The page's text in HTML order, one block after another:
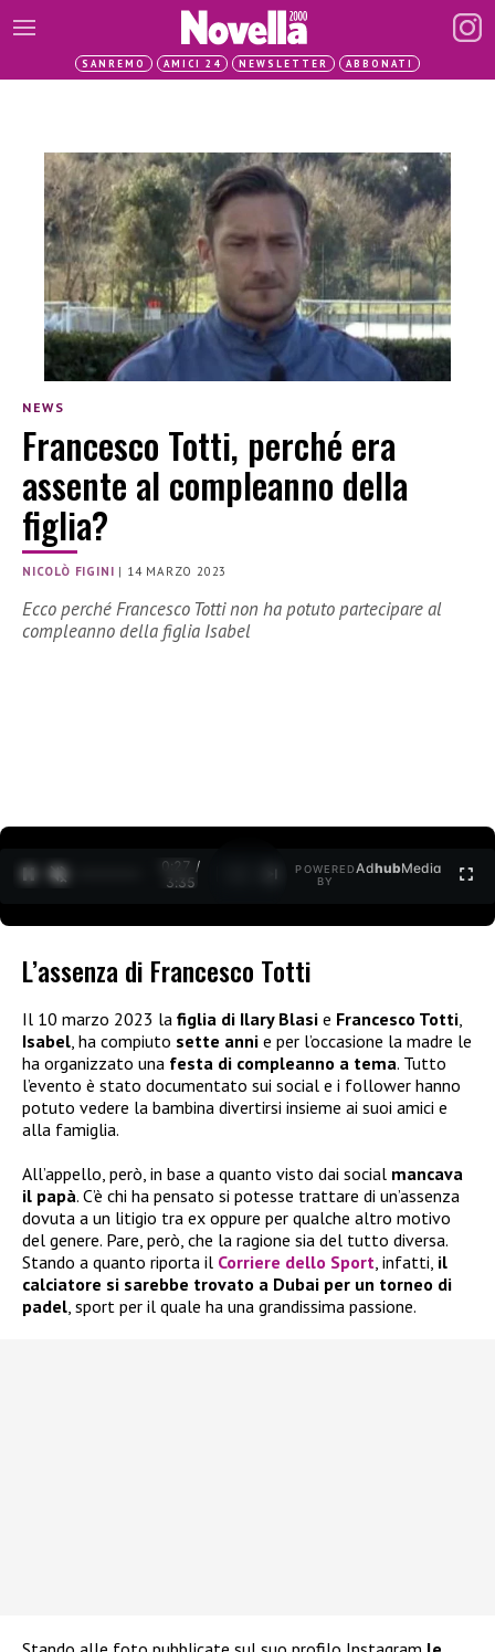
SANREMO AMICI 24 NEWSLETTER ABBONATI
NEWS
Francesco Totti, perché era
assente al compleanno della
figlia?
NICOLÒ FIGINI | 14 MARZO 2023
Ecco perché Francesco Totti non ha potuto partecipare al
compleanno della figlia Isabel
0:27 /
3:35
POWERED
BY
AdhubMedia
L’assenza di Francesco Totti
Il 10 marzo 2023 la figlia di Ilary Blasi e Francesco Totti,
Isabel, ha compiuto sette anni e per l’occasione la madre le
ha organizzato una festa di compleanno a tema. Tutto
l’evento è stato documentato sui social e i follower hanno
potuto vedere la bambina divertirsi insieme ai suoi amici e
alla famiglia.
All’appello, però, in base a quanto visto dai social mancava
il papà. C’è chi ha pensato si potesse trattare di un’assenza
dovuta a un litigio tra ex oppure per qualche altro motivo
del genere. Pare, però, che la ragione sia del tutto diversa.
Stando a quanto riporta il Corriere dello Sport, infatti, il
calciatore si sarebbe trovato a Dubai per un torneo di
padel, sport per il quale ha una grandissima passione.